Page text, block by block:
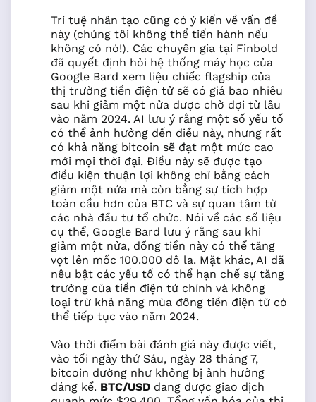
Trí tuệ nhân tạo cũng có ý kiến về vấn đề
này (chúng tôi không thể tiến hành nếu
không có nó!). Các chuyên gia tại Finbold
đã quyết định hỏi hệ thống máy học của
Google Bard xem liệu chiếc flagship của
thị trường tiền điện tử sẽ có giá bao nhiêu
sau khi giảm một nửa được chờ đợi từ lâu
vào năm 2024. AI lưu ý rằng một số yếu tố
có thể ảnh hưởng đến điều này, nhưng rất
có khả năng bitcoin sẽ đạt một mức cao
mới mọi thời đại. Điều này sẽ được tạo
điều kiện thuận lợi không chỉ bằng cách
giảm một nửa mà còn bằng sự tích hợp
toàn cầu hơn của BTC và sự quan tâm từ
các nhà đầu tư tổ chức. Nói về các số liệu
cụ thể, Google Bard lưu ý rằng sau khi
giảm một nửa, đồng tiền này có thể tăng
vọt lên mốc 100.000 đô la. Mặt khác, AI đã
nêu bật các yếu tố có thể hạn chế sự tăng
trưởng của tiền điện tử chính và không
loại trừ khả năng mùa đông tiền điện tử có
thể tiếp tục vào năm 2024.
Vào thời điểm bài đánh giá này được viết,
vào tối ngày thứ Sáu, ngày 28 tháng 7,
bitcoin dường như không bị ảnh hưởng
đáng kể. BTC/USD đang được giao dịch